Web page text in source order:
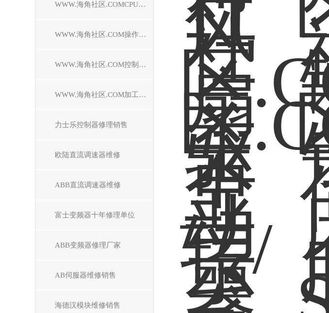
WWW.海角社区.COMCPU模块维修中心
WWW.海角社区.COM操作面板维修
WWW.海角社区.COM控制器维修
WWW.海角社区.COM加工中心维修
力士乐控制器修理销售
欧陆直流调速器维修
ABB直流调速器维修
富士变频器十年修理单位
ABB变频器修理厂家
AB伺服器维修销售
海德汉模块维修销售